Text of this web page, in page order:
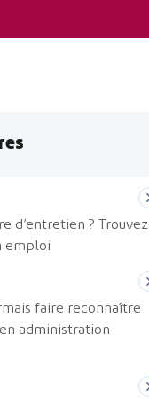
d’entretien ? Trouvez
emploi
faire reconnaître
administration